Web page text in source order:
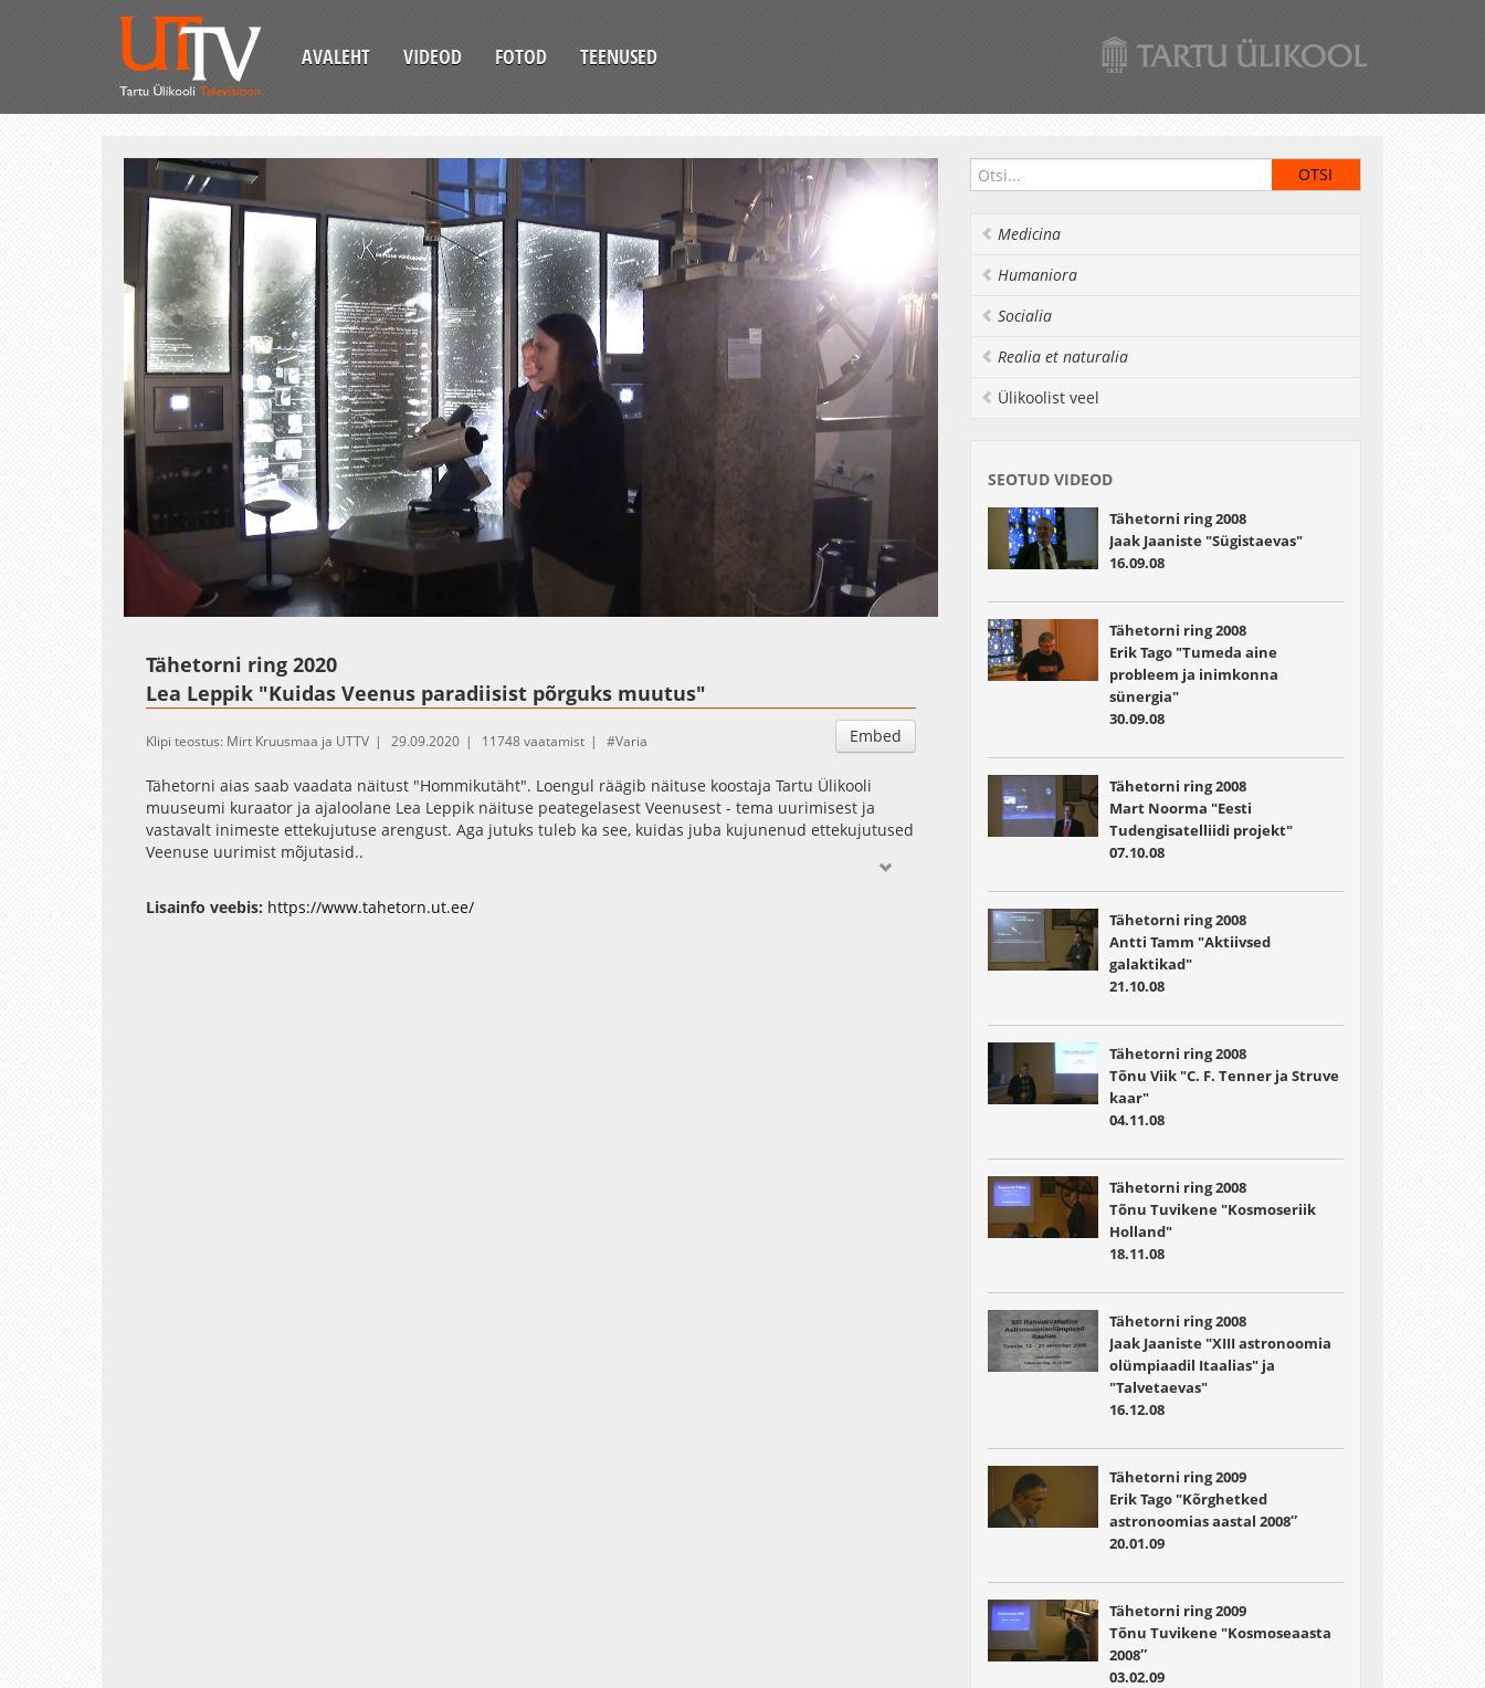
AVALEHT VIDEOD FOTOD TEENUSED
Unmute Esituskiirused
Auto
Tähetorni ring 2020
Lea Leppik "Kuidas Veenus paradiisist põrguks muutus"
Embed
Klipi teostus: Mirt Kruusmaa ja UTTV 29.09.2020 11748 vaatamist Varia
Tähetorni aias saab vaadata näitust "Hommikutäht". Loengul räägib näituse koostaja Tartu Ülikooli
muuseumi kuraator ja ajaloolane Lea Leppik näituse peategelasest Veenusest - tema uurimisest ja
vastavalt inimeste ettekujutuse arengust. Aga jutuks tuleb ka see, kuidas juba kujunenud ettekujutused
Veenuse uurimist mõjutasid..
Lisainfo veebis: https://www.tahetorn.ut.ee/
Medicina
Humaniora
Socialia
Realia et naturalia
Ülikoolist veel
SEOTUD VIDEOD
Tähetorni ring 2008
Jaak Jaaniste "Sügistaevas"
16.09.08
Tähetorni ring 2008
Erik Tago "Tumeda aine
probleem ja inimkonna
sünergia"
30.09.08
Tähetorni ring 2008
Mart Noorma "Eesti
Tudengisatelliidi projekt"
07.10.08
Tähetorni ring 2008
Antti Tamm "Aktiivsed
galaktikad"
21.10.08
Tähetorni ring 2008
Tõnu Viik "C. F. Tenner ja Struve
kaar"
04.11.08
Tähetorni ring 2008
Tõnu Tuvikene "Kosmoseriik
Holland"
18.11.08
Tähetorni ring 2008
Jaak Jaaniste "XIII astronoomia
olümpiaadil Itaalias" ja
"Talvetaevas"
16.12.08
Tähetorni ring 2009
Erik Tago "Kõrghetked
astronoomias aastal 2008″
20.01.09
Tähetorni ring 2009
Tõnu Tuvikene "Kosmoseaasta
2008″
03.02.09